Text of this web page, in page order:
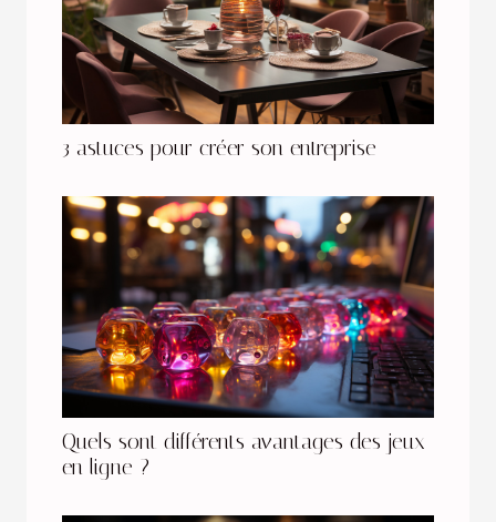
3 astuces pour créer son entreprise
Quels sont différents avantages des jeux
en ligne ?